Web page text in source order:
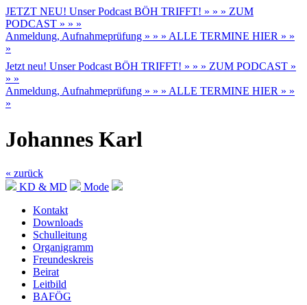
JETZT NEU! Unser Podcast BÖH TRIFFT! » » » ZUM
PODCAST » » »
Anmeldung, Aufnahmeprüfung » » » ALLE TERMINE HIER » »
»
Jetzt neu! Unser Podcast BÖH TRIFFT! » » » ZUM PODCAST »
» »
Anmeldung, Aufnahmeprüfung » » » ALLE TERMINE HIER » »
»
Johannes Karl
« zurück
KD & MD
Mode
Kontakt
Downloads
Schulleitung
Organigramm
Freundeskreis
Beirat
Leitbild
BAFÖG